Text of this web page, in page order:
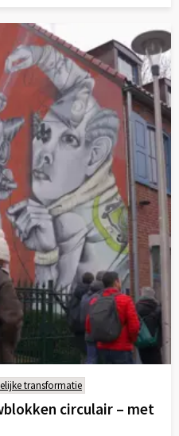
transformatie
circulair – met